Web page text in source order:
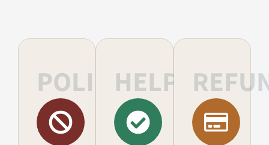
POLICYHELP